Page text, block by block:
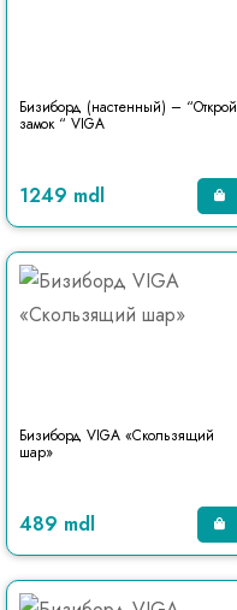
Бизиборд (настенный) – “Открой
замок “ VIGA
1249 mdl
Бизиборд VIGA «Скользящий
шар»
489 mdl